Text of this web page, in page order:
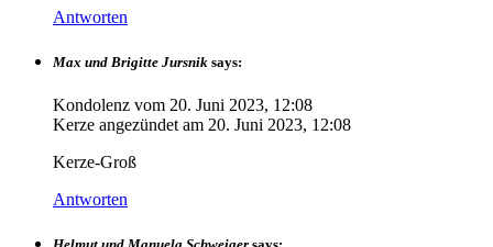
Antworten
Max und Brigitte Jursnik says:
Kondolenz vom 20. Juni 2023, 12:08
Kerze angezündet am 20. Juni 2023, 12:08
Kerze-Groß
Antworten